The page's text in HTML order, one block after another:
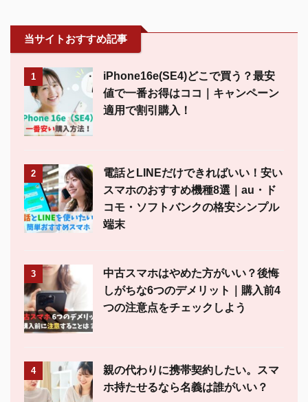
当サイトおすすめ記事
1
iPhone16e(SE4)どこで買う？最安
値で一番お得はココ｜キャンペーン
適用で割引購入！
2
電話とLINEだけできればいい！安い
スマホのおすすめ機種8選｜au・ド
コモ・ソフトバンクの格安シンプル
端末
3
中古スマホはやめた方がいい？後悔
しがちな6つのデメリット｜購入前4
つの注意点をチェックしよう
4
親の代わりに携帯契約したい。スマ
ホ持たせるなら名義は誰がいい？